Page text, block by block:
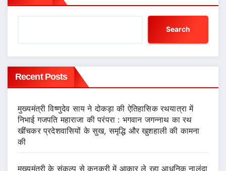
Search
Recent Posts
मुख्यमंत्री विष्णुदेव साय ने दोकड़ा की ऐतिहासिक रथयात्रा में
निभाई गजपति महाराजा की परंपरा : भगवान जगन्नाथ का रथ
खींचकर प्रदेशवासियों के सुख, समृद्धि और खुशहाली की कामना
की
मुख्यमंत्री के संकल्प से कुनकुरी में आकार ले रहा आधुनिक नालंदा